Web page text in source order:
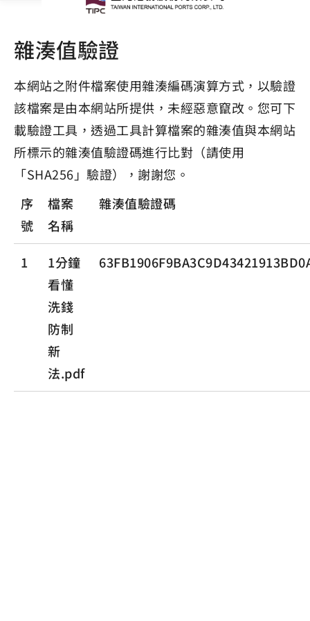
雜湊值驗證
本網站之附件檔案使用雜湊編碼演算方式，以驗證
該檔案是由本網站所提供，未經惡意竄改。您可下
載驗證工具，透過工具計算檔案的雜湊值與本網站
所標示的雜湊值驗證碼進行比對（請使用
「SHA256」驗證），謝謝您。
序
號
檔案
名稱
雜湊值驗證碼
1
1分鐘
看懂
洗錢
防制
新
法.pdf